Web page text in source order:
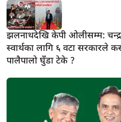
झलनाथदेखि केपी ओलीसम्म:
स्वार्थका लागि ६ वटा सरकारले
पालैपालो घुँडा टेके ?